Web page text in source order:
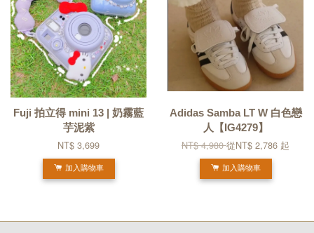
Fuji 拍立得 mini 13 | 奶霧藍
芋泥紫
NT$ 3,699
加入購物車
Adidas Samba LT W 白色戀
人【IG4279】
NT$ 4,980從NT$ 2,786 起
加入購物車